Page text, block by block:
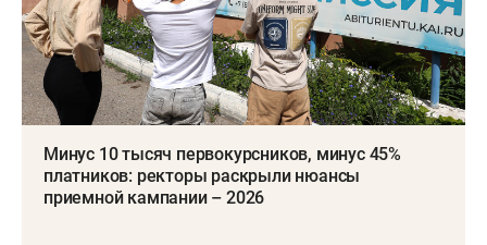
Минус 10 тысяч первокурсников, минус 45%
платников: ректоры раскрыли нюансы
приемной кампании – 2026